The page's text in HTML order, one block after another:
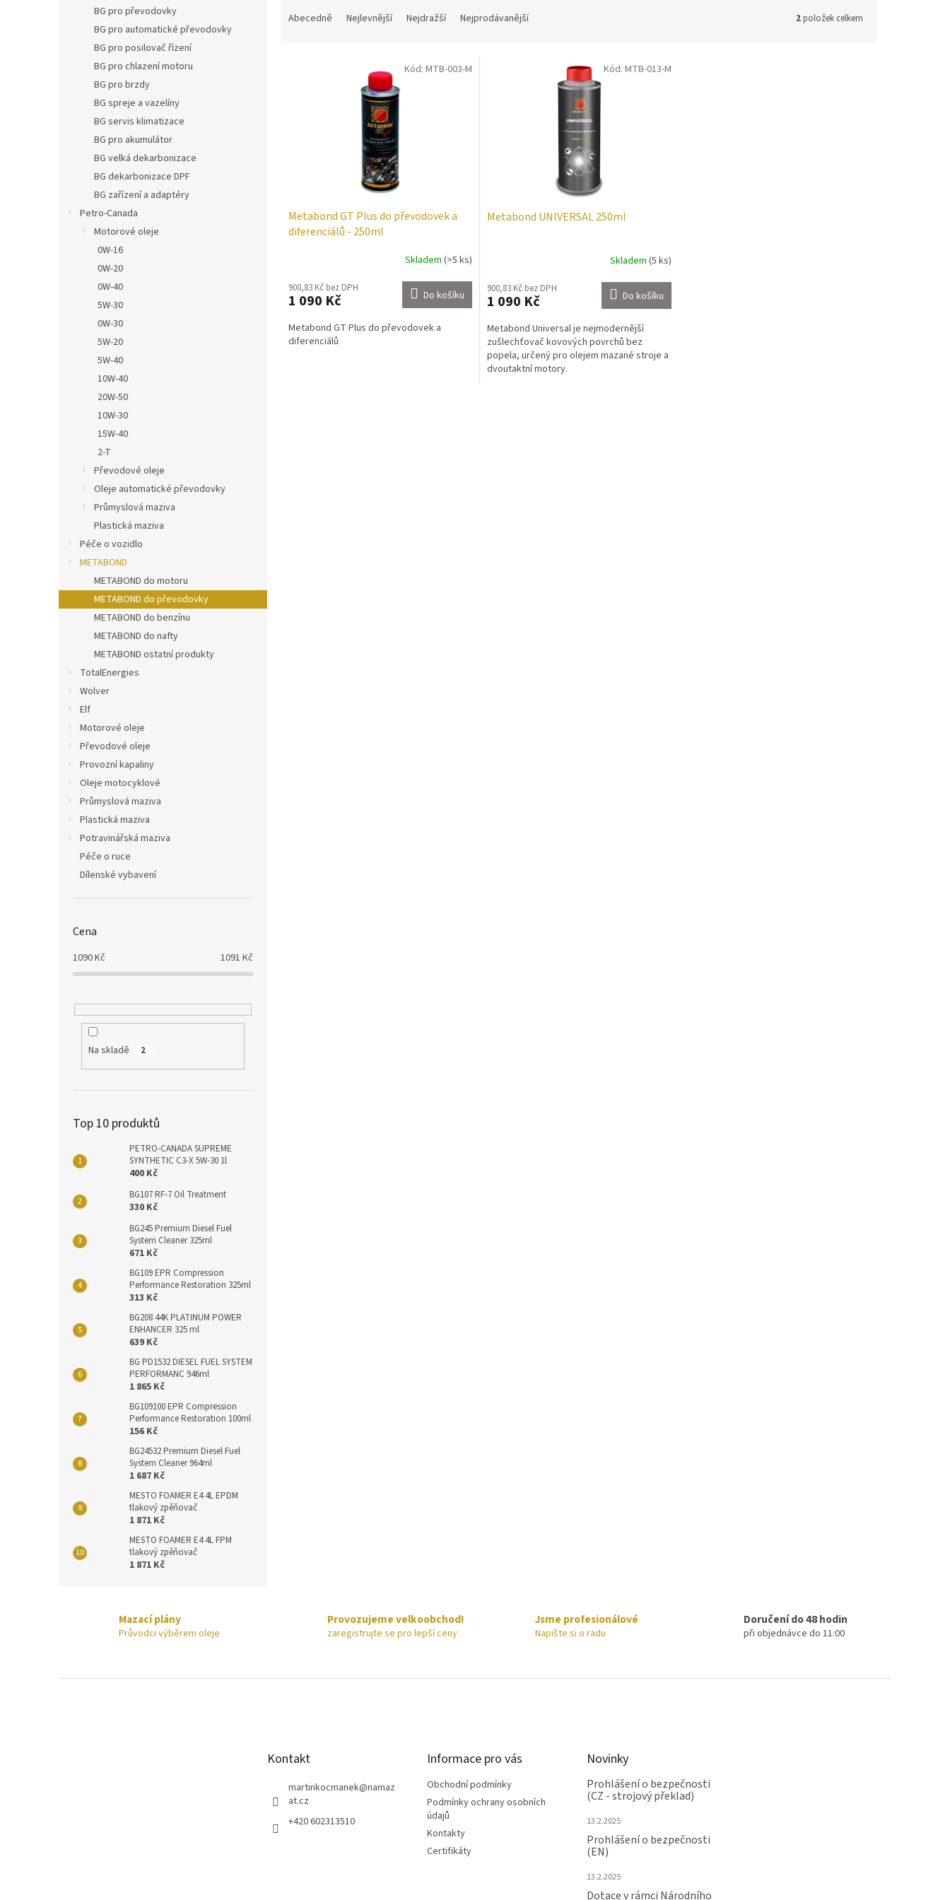
BG pro převodovky
BG pro automatické převodovky
BG pro posilovač řízení
BG pro chlazení motoru
BG pro brzdy
BG spreje a vazelíny
BG servis klimatizace
BG pro akumulátor
BG velká dekarbonizace
BG dekarbonizace DPF
BG zařízení a adaptéry
Petro-Canada
Motorové oleje
0W-16
0W-20
0W-40
5W-30
0W-30
5W-20
5W-40
10W-40
20W-50
10W-30
15W-40
2-T
Převodové oleje
Oleje automatické převodovky
Průmyslová maziva
Plastická maziva
Péče o vozidlo
METABOND
METABOND do motoru
METABOND do převodovky
METABOND do benzínu
METABOND do nafty
METABOND ostatní produkty
TotalEnergies
Wolver
Elf
Motorové oleje
Převodové oleje
Provozní kapaliny
Oleje motocyklové
Průmyslová maziva
Plastická maziva
Potravinářská maziva
Péče o ruce
Dílenské vybavení
Cena
1090Kč 1091 Kč
Na skladě 2
Top 10 produktů
PETRO-CANADA SUPREME
SYNTHETIC C3-X 5W-30 1l
400 Kč
BG107 RF-7 Oil Treatment
330 Kč
BG245 Premium Diesel Fuel
System Cleaner 325ml
671 Kč
BG109 EPR Compression
Performance Restoration 325ml
313 Kč
BG208 44K PLATINUM POWER
ENHANCER 325 ml
639 Kč
BG PD1532 DIESEL FUEL SYSTEM
PERFORMANC 946ml
1 865 Kč
BG109100 EPR Compression
Performance Restoration 100ml
156 Kč
BG24532 Premium Diesel Fuel
System Cleaner 964ml
1 687 Kč
MESTO FOAMER E4 4L EPDM
tlakový zpěňovač
1 871 Kč
MESTO FOAMER E4 4L FPM
tlakový zpěňovač
1 871 Kč
Abecedně Nejlevnější Nejdražší Nejprodávanější 2položek celkem
Metabond GT Plus do převodovek a
diferenciálů - 250ml
Skladem (>5 ks)
900,83 Kč bez DPH
1 090 Kč Do košíku
Metabond GT Plus do převodovek a
diferenciálů
Kód: MTB-003-M
Metabond UNIVERSAL 250ml
Skladem (5 ks)
900,83 Kč bez DPH
1 090 Kč Do košíku
Metabond Universal je nejmodernější
zušlechťovač kovových povrchů bez
popela, určený pro olejem mazané stroje a
dvoutaktní motory.
Kód: MTB-013-M
Mazací plány
Průvodci výběrem oleje
Provozujeme velkoobchod!
zaregistrujte se pro lepší ceny
Jsme profesionálové
Napište si o radu
Doručení do 48 hodin
při objednávce do 11:00
Kontakt
martinkocmanek@namaz
at.cz
+420 602313510
Informace pro vás
Obchodní podmínky
Podmínky ochrany osobních
údajů
Kontakty
Certifikáty
Novinky
Prohlášení o bezpečnosti
(CZ - strojový překlad)
13.2.2025
Prohlášení o bezpečnosti
(EN)
13.2.2025
Dotace v rámci Národního